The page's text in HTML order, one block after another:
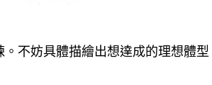
不妨具體描繪出想達成的理想體